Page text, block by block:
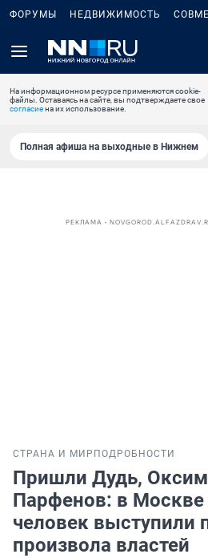
ФОРУМЫ НЕДВИЖИМОСТЬ
На информационном ресурсе применяются cookie-
файлы. Оставаясь на сайте, вы подтверждаете свое
согласиена их использование.
Полная афиша на выходные в Нижнем
РЕКЛАМА •
СТРАНА И МИР ПОДРОБНОСТИ
Пришли Дудь,
Парфенов: в Москве
человек выступили
произвола властей